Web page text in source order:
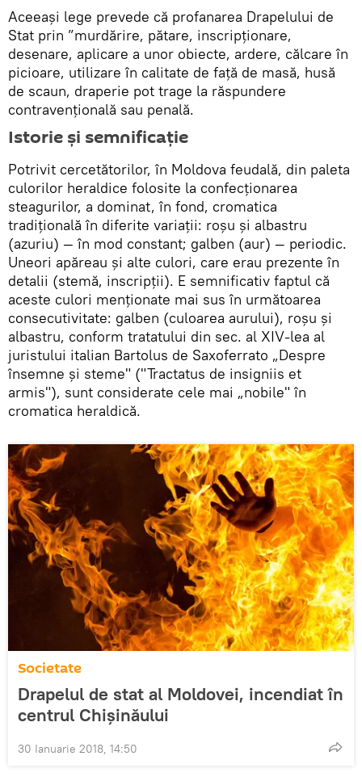
Aceeași lege prevede că profanarea Drapelului de
Stat prin ”murdărire, pătare, inscripţionare,
desenare, aplicare a unor obiecte, ardere, călcare în
picioare, utilizare în calitate de faţă de masă, husă
de scaun, draperie pot trage la răspundere
contravențională sau penală.
Istorie și semnificație
Potrivit cercetătorilor, în Moldova feudală, din paleta
culorilor heraldice folosite la confecţionarea
steagurilor, a dominat, în fond, cromatica
tradiţională în diferite variaţii: roşu şi albastru
(azuriu) — în mod constant; galben (aur) — periodic.
Uneori apăreau şi alte culori, care erau prezente în
detalii (stemă, inscripţii). E semnificativ faptul că
aceste culori menţionate mai sus în următoarea
consecutivitate: galben (culoarea aurului), roşu şi
albastru, conform tratatului din sec. al XIV-lea al
juristului italian Bartolus de Saxoferrato „Despre
însemne şi steme" ("Tractatus de insigniis et
armis"), sunt considerate cele mai „nobile" în
cromatica heraldică.
Societate
Drapelul de stat al Moldovei, incendiat în
centrul Chișinăului
30 Ianuarie 2018, 14:50